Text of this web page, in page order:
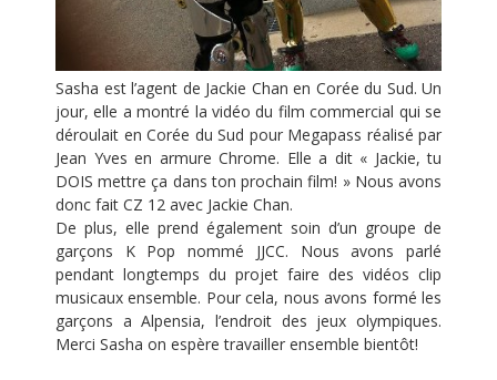
Sasha est l’agent de Jackie Chan en Corée du Sud. Un
jour, elle a montré la vidéo du film commercial qui se
déroulait en Corée du Sud pour Megapass réalisé par
Jean Yves en armure Chrome. Elle a dit « Jackie, tu
DOIS mettre ça dans ton prochain film! » Nous avons
donc fait CZ 12 avec Jackie Chan.
De plus, elle prend également soin d’un groupe de
garçons K Pop nommé JJCC. Nous avons parlé
pendant longtemps du projet faire des vidéos clip
musicaux ensemble. Pour cela, nous avons formé les
garçons a Alpensia, l’endroit des jeux olympiques.
Merci Sasha on espère travailler ensemble bientôt!